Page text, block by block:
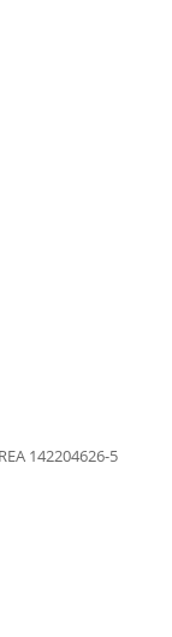
142204626-5